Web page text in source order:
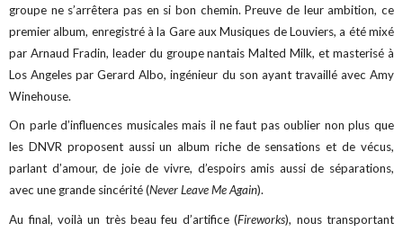
groupe ne s’arrêtera pas en si bon chemin. Preuve de leur ambition, ce
premier album, enregistré à la Gare aux Musiques de Louviers, a été mixé
par Arnaud Fradin, leader du groupe nantais Malted Milk, et masterisé à
Los Angeles par Gerard Albo, ingénieur du son ayant travaillé avec Amy
Winehouse.
On parle d’influences musicales mais il ne faut pas oublier non plus que
les DNVR proposent aussi un album riche de sensations et de vécus,
parlant d’amour, de joie de vivre, d’espoirs amis aussi de séparations,
avec une grande sincérité (Never Leave Me Again).
Au final, voilà un très beau feu d’artifice (Fireworks), nous transportant